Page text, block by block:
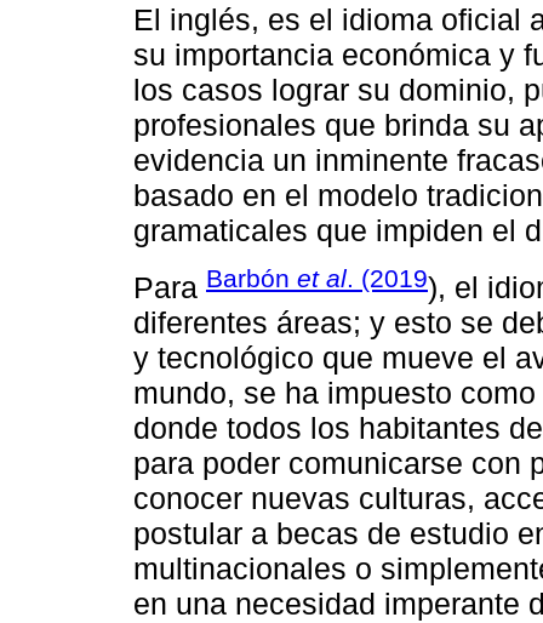
El inglés, es el idioma oficial
su importancia económica y
los casos lograr su dominio,
profesionales que brinda su
evidencia un inminente
basado en el modelo
gramaticales que impiden el
Para Barbón et al. (2019), el
diferentes áreas; y esto se
y tecnológico que mueve el
mundo, se ha impuesto
donde todos los habitantes
para poder comunicarse con
conocer nuevas culturas,
postular a becas de estudio
multinacionales o
en una necesidad imperante